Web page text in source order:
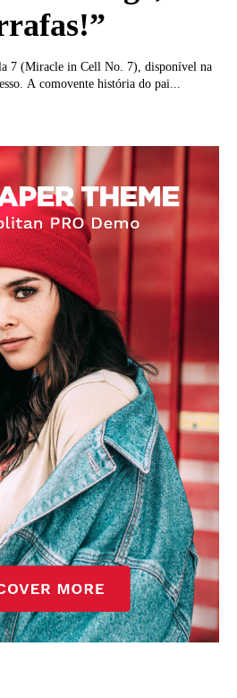
7 (Miracle in Cell No. 7), disponível na
A comovente história do pai...